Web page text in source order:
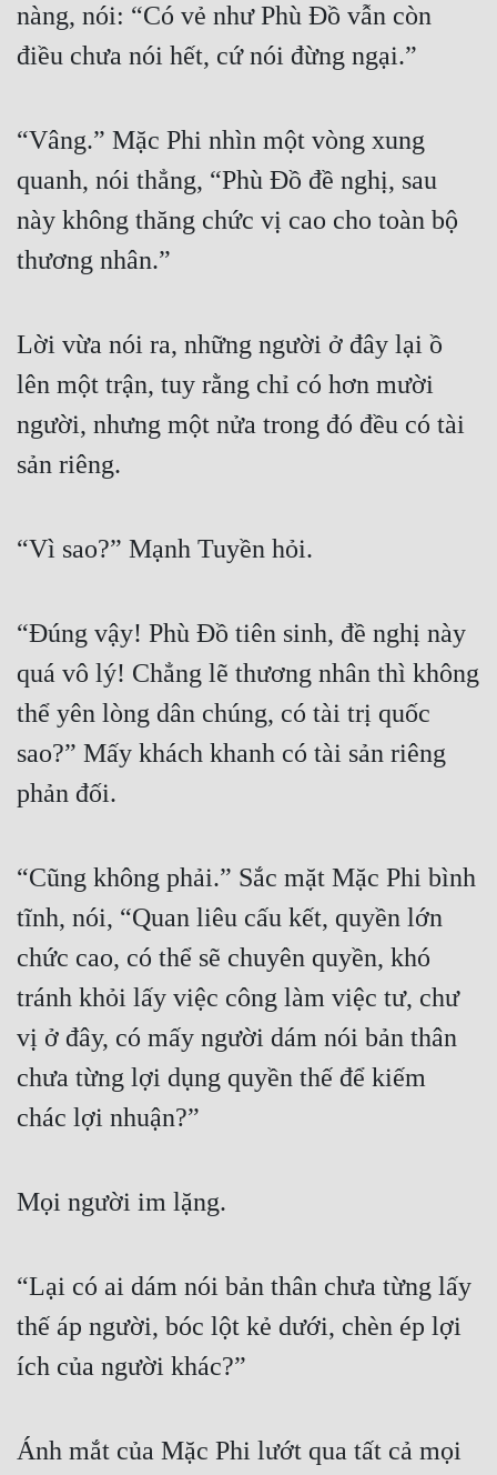
nàng, nói: “Có vẻ như Phù Đồ vẫn còn
điều chưa nói hết, cứ nói đừng ngại.”
“Vâng.” Mặc Phi nhìn một vòng xung
quanh, nói thẳng, “Phù Đồ đề nghị, sau
này không thăng chức vị cao cho toàn bộ
thương nhân.”
Lời vừa nói ra, những người ở đây lại ồ
lên một trận, tuy rằng chỉ có hơn mười
người, nhưng một nửa trong đó đều có tài
sản riêng.
“Vì sao?” Mạnh Tuyền hỏi.
“Đúng vậy! Phù Đồ tiên sinh, đề nghị này
quá vô lý! Chẳng lẽ thương nhân thì không
thể yên lòng dân chúng, có tài trị quốc
sao?” Mấy khách khanh có tài sản riêng
phản đối.
“Cũng không phải.” Sắc mặt Mặc Phi bình
tĩnh, nói, “Quan liêu cấu kết, quyền lớn
chức cao, có thể sẽ chuyên quyền, khó
tránh khỏi lấy việc công làm việc tư, chư
vị ở đây, có mấy người dám nói bản thân
chưa từng lợi dụng quyền thế để kiếm
chác lợi nhuận?”
Mọi người im lặng.
“Lại có ai dám nói bản thân chưa từng lấy
thế áp người, bóc lột kẻ dưới, chèn ép lợi
ích của người khác?”
Ánh mắt của Mặc Phi lướt qua tất cả mọi